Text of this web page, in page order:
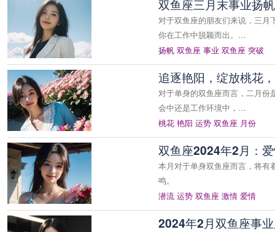
双鱼座三月末事业扬
对于双鱼座的朋友们来说，三月
你在工作中脱颖而出。…
扬帆 双鱼座 事业 双鱼座 突破
追逐艳阳，绽放桃花
对于单身的双鱼座而言，二月份
会中还是工作环境中，…
桃花 艳阳 运势 双鱼座 月份
双鱼座2024年2月：
本月对于单身双鱼座而言，将有
鸣。
潜流 运势 双鱼座 激情 爱情
2024年2月双鱼座事